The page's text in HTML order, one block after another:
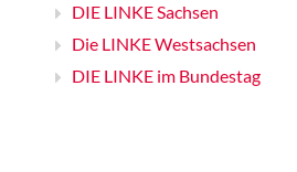
DIE LINKE Sachsen
Die LINKE Westsachsen
DIE LINKE im Bundestag